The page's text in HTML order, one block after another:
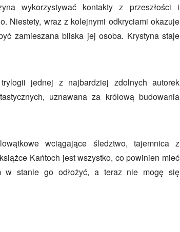
wykorzystywać kontakty z przeszłości i
Niestety, wraz z kolejnymi odkryciami okazuje
zamieszana bliska jej osoba. Krystyna staje
jednej z najbardziej zdolnych autorek
uznawana za królową budowania
wciągające śledztwo, tajemnica z
Kańtoch jest wszystko, co powinien mieć
w stanie go odłożyć, a teraz nie mogę się